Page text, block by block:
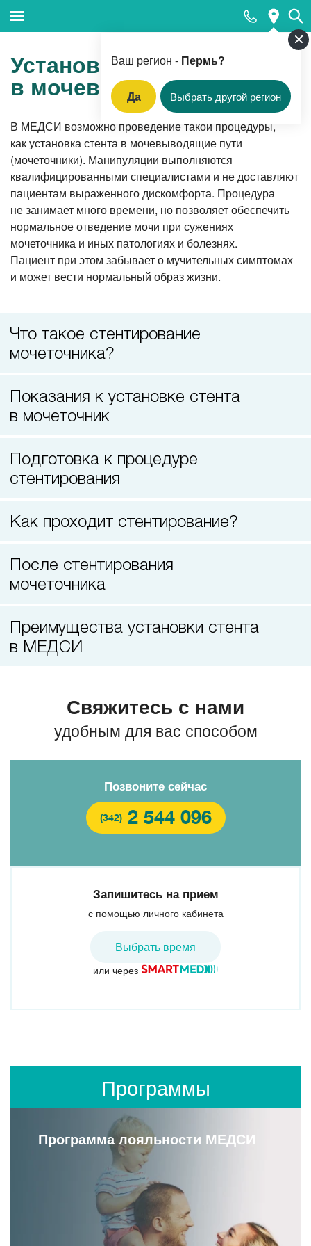
Ваш регион - Пермь?
Да Выбрать другой регион
Популярные запросы
Прием педиатра
МРТ
КТ
Прием гинеколога
УЗИ
Удаление родинок и папиллом
Установка стента
в мочевыводящие пути
В МЕДСИ возможно проведение такой процедуры,
как установка стента в мочевыводящие пути
(мочеточники). Манипуляции выполняются
квалифицированными специалистами и не доставляют
пациентам выраженного дискомфорта. Процедура
не занимает много времени, но позволяет обеспечить
нормальное отведение мочи при сужениях
мочеточника и иных патологиях и болезнях.
Пациент при этом забывает о мучительных симптомах
и может вести нормальный образ жизни.
Что такое стентирование
мочеточника?
Показания к установке стента
в мочеточник
Подготовка к процедуре
стентирования
Как проходит стентирование?
После стентирования
мочеточника
Преимущества установки стента
в МЕДСИ
Свяжитесь с нами
удобным для вас способом
Позвоните сейчас
(342) 2 544 096
Запишитесь на прием
с помощью личного кабинета
Выбрать время
или через
Программы
Программа лояльности МЕДСИ